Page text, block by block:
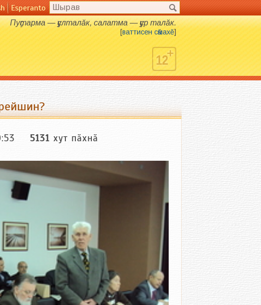
Esperanto
Пуҫтарма — ҫулталӑк, салатма — ҫур талӑк.
[ваттисен сӑмахӗ]
5131 хут пӑхнӑ